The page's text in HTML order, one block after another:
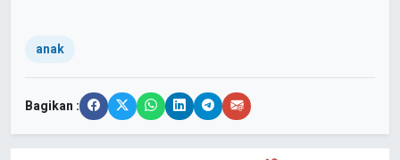
anak
Bagikan :